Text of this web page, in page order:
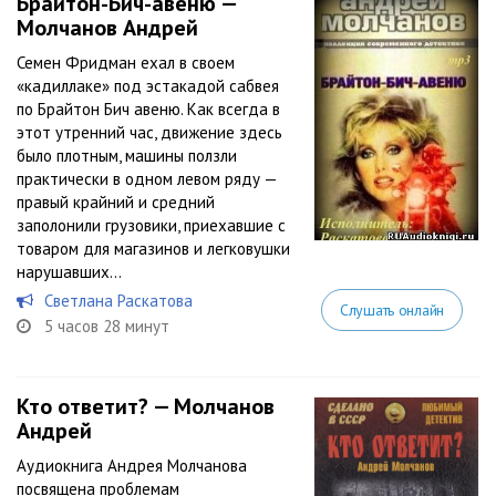
Молчанов Андрей
Семен Фридман ехал в своем
«кадиллаке» под эстакадой сабвея
по Брайтон Бич авеню. Как всегда в
этот утренний час, движение здесь
было плотным, машины ползли
практически в одном левом ряду —
правый крайний и средний
заполонили грузовики, приехавшие с
товаром для магазинов и легковушки
нарушавших...
Светлана Раскатова
5 часов 28 минут
Слушать онлайн
Кто ответит? — Молчанов
Андрей
Аудиокнига Андрея Молчанова
посвящена проблемам